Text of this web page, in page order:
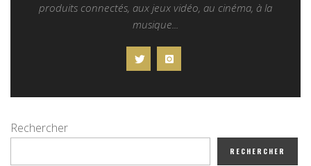
produits connectés, aux jeux vidéo, au cinéma, à la
musique...
Rechercher
RECHERCHER